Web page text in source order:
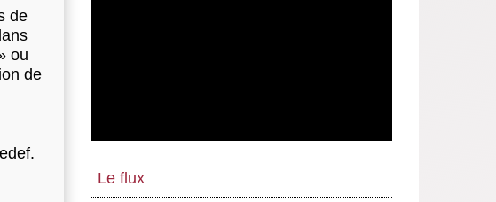
de
ou
de
Le flux